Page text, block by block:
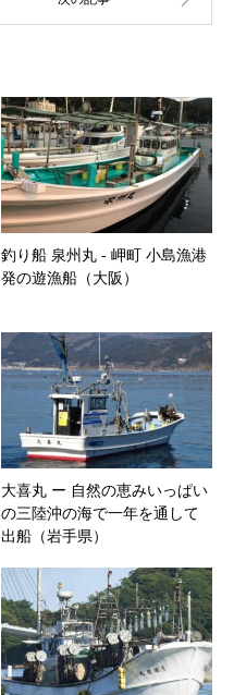
釣り船 泉州丸 ‐ 岬町 小島漁港
発の遊漁船（大阪）
大喜丸 ー 自然の恵みいっぱい
の三陸沖の海で一年を通して
出船（岩手県）